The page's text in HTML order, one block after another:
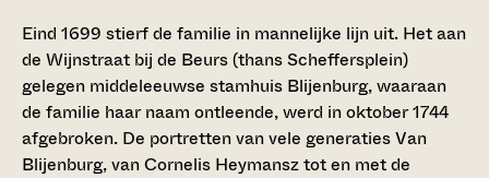
Eind 1699 stierf de familie in mannelijke lijn uit. Het aan
de Wijnstraat bij de Beurs (thans Scheffersplein)
gelegen middeleeuwse stamhuis Blijenburg, waaraan
de familie haar naam ontleende, werd in oktober 1744
afgebroken. De portretten van vele generaties Van
Blijenburg, van Cornelis Heymansz tot en met de